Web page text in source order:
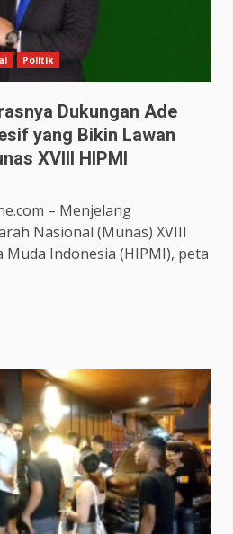
Politik
Dukungan Ade
yang Bikin Lawan
XVIII HIPMI
– Menjelang
Nasional (Munas) XVIII
Indonesia (HIPMI), peta